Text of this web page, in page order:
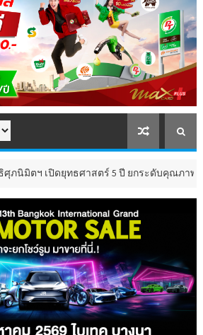
ยุทธศาสตร์ 5 ปี ยกระดับคุณภาพชีวิต ‘เด็ก 4